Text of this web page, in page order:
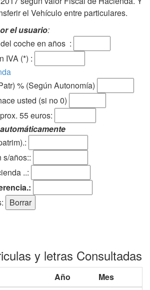
el Vehículo entre particulares.
el usuario:
coche en años :
IVA (*) :
% (Según Autonomía)
usted (si no 0)
55 euros:
s/años::
..:
y letras Consultadas
Año
Mes